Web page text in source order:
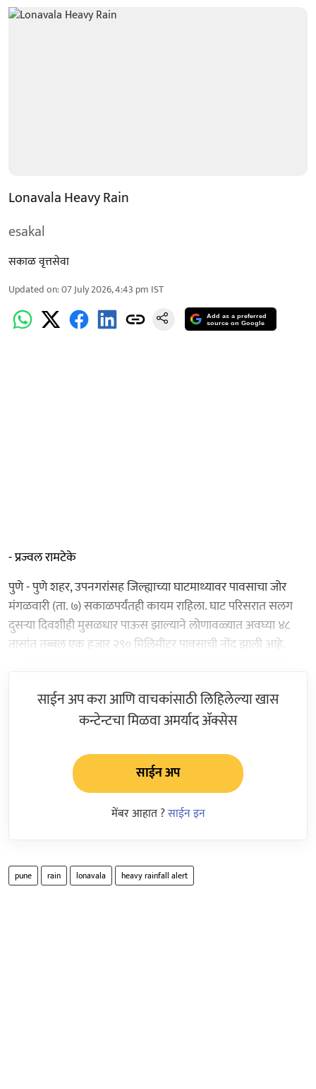
Lonavala Heavy Rain
esakal
सकाळ वृत्तसेवा
Updated on:07 July 2026, 4:43 pm IST
Add as a preferred
source on Google
- प्रज्वल रामटेके
पुणे - पुणे शहर, उपनगरांसह जिल्ह्याच्या घाटमाथ्यावर पावसाचा जोर
मंगळवारी (ता. ७) सकाळपर्यंतही कायम राहिला. घाट परिसरात सलग
दुसऱ्या दिवशीही मुसळधार पाऊस झाल्याने लोणावळ्यात अवघ्या ४८
तासांत तब्बल एक हजार २९० मिलिमीटर पावसाची नोंद झाली आहे.
साईन अप करा आणि वाचकांसाठी लिहिलेल्या खास
कन्टेन्टचा मिळवा अमर्याद ॲक्सेस
साईन अप
मेंबर आहात ?साईन इन
pune rain lonavala heavy rainfall alert